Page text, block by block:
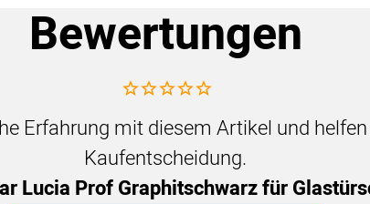
Bewertungen
Noch keine Bewertungen abgegeben
Erfahrung mit diesem Artikel und
Kaufentscheidung.
Lucia Prof Graphitschwarz für